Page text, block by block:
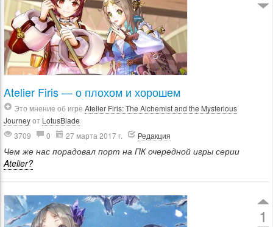
Atelier Firis — о плохом и хорошем
Это мнение об игре Atelier Firis: The Alchemist and the Mysterious
Journeyот LotusBlade
3709
0 27 марта 2017 г. Редакция
Чем же нас порадовал порт на ПК очередной игры серии
Atelier?
1